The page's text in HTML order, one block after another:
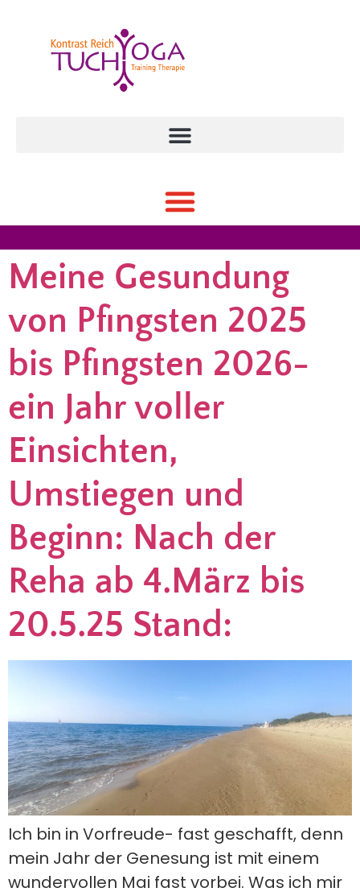
Meine Gesundung
von Pfingsten 2025
bis Pfingsten 2026-
ein Jahr voller
Einsichten,
Umstiegen und
Beginn: Nach der
Reha ab 4.März bis
20.5.25 Stand:
Ich bin in Vorfreude- fast geschafft, denn
mein Jahr der Genesung ist mit einem
wundervollen Mai fast vorbei. Was ich mir